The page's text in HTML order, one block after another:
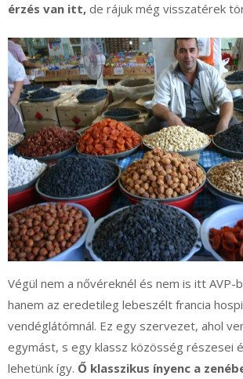
érzés van itt, de rájuk még visszatérek
Végül nem a nővéreknél és nem is itt AVP-
hanem az eredetileg lebeszélt francia
vendéglátómnál. Ez egy szervezet, ahol
egymást, s egy klassz közösség részesei
lehetünk így. Ő klasszikus ínyenc a